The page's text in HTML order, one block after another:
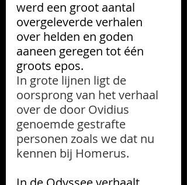
werd een groot aantal
overgeleverde verhalen
over helden en goden
aaneen geregen tot één
groots epos.
In grote lijnen ligt de
oorsprong van het verhaal
over de door Ovidius
genoemde gestrafte
personen zoals we dat nu
kennen bij Homerus.